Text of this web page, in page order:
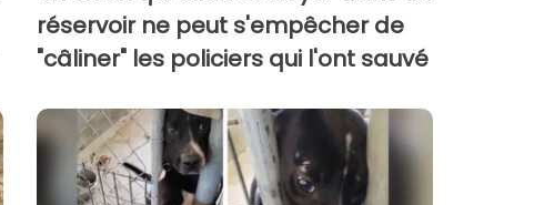
réservoir ne peut s'empêcher de
"câliner" les policiers qui l'ont sauvé